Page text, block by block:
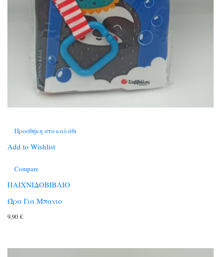
Προσθήκη στο καλάθι
Add to Wishlist
Compare
ΠΑΙΧΝΙΔΟΒΙΒΛΙΟ
Ώρα Για Μπανιο
9,90 €